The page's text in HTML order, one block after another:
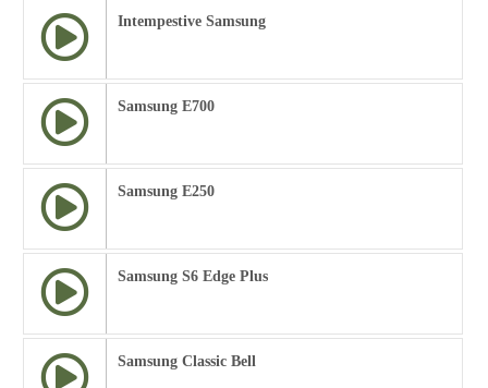
Intempestive Samsung
Samsung E700
Samsung E250
Samsung S6 Edge Plus
Samsung Classic Bell